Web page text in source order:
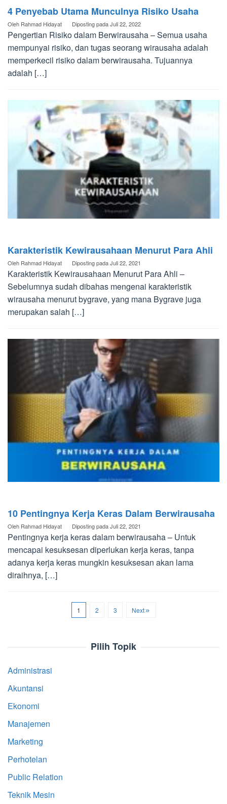
4 Penyebab Utama Munculnya Risiko Usaha
Oleh Rahmad Hidayat Diposting padaJuli 22, 2022
Pengertian Risiko dalam Berwirausaha – Semua usaha
mempunyai risiko, dan tugas seorang wirausaha adalah
memperkecil risiko dalam berwirausaha. Tujuannya
adalah […]
Karakteristik Kewirausahaan Menurut Para Ahli
Oleh Rahmad Hidayat Diposting padaJuli 22, 2021
Karakteristik Kewirausahaan Menurut Para Ahli –
Sebelumnya sudah dibahas mengenai karakteristik
wirausaha menurut bygrave, yang mana Bygrave juga
merupakan salah […]
10 Pentingnya Kerja Keras Dalam Berwirausaha
Oleh Rahmad Hidayat Diposting padaJuli 22, 2021
Pentingnya kerja keras dalam berwirausaha – Untuk
mencapai kesuksesan diperlukan kerja keras, tanpa
adanya kerja keras mungkin kesuksesan akan lama
diraihnya, […]
1 2 3 Next
Pilih Topik
Administrasi
Akuntansi
Ekonomi
Manajemen
Marketing
Perhotelan
Public Relation
Teknik Mesin